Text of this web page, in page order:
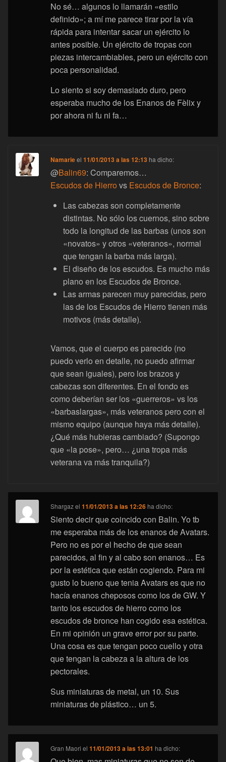
No sé… algunos lo llamarán «estilo
definido»; a mí me parece tirar por la vía
rápida para intentar sacar un ejército lo
antes posible. Un ejército de tropas con
piezas intercambiables, pero un ejército con
poca personalidad.
Lo siento si soy demasiado duro, pero
esperaba mucho de los Enanos de Fèlix y
por ahora ni fu ni fa…
Namarieel11/01/2013 a las 12:13 ha dicho:
@Balin69: Comparemos…
Escudos de Hierro vs Escudos de Bronce:
Las cabezas son completamente
distintas. No sólo los cuernos, sino sobre
todo la longitud de las barbas (unos son
«novatos» y otros «veteranos», normal
que tengan la barba más larga).
El diseño de los escudos. Es mucho más
plano en los Escudos de Bronce.
Las armas parecen muy parecidas, pero
las de los Escudos de Hierro tienen más
motivos (más detalle).
Vamos, que el cuerpo es parecido (no
puedo verlo en detalle, no puedo afirmar
que sean iguales), pero los brazos y
cabezas son diferentes. En el fondo es
como deberían ser los «guerreros» vs los
«barbaslargas», más veteranos pero con el
mismo equipo (aunque haya más detalle).
¿Qué más hubieras cambiado? (Supongo
que «la pose», pero… ¿una tropa más
veterana va más tranquila?)
Shargazel11/01/2013 a las 12:26 ha dicho:
Siento decir que coincido con Balin. Yo tb
me esperaba más de los enanos de Avatars.
Pero no es por el hecho de que sean
parecidos, al fin y al cabo son enanos… Es
por la estética que están cogiendo. Para mi
gusto lo bueno que tenia Avatars es que no
hacía enanos cheposos como los de GW. Y
tanto los escudos de hierro como los
escudos de bronce han cogido esa estética.
En mi opinión un grave error por su parte.
Una cosa es que tengan poco cuello y otra
que tengan la cabeza a la altura de los
pectorales.
Sus miniaturas de metal, un 10. Sus
miniaturas de plástico… un 5.
Gran Maori el11/01/2013 a las 13:01 ha dicho: